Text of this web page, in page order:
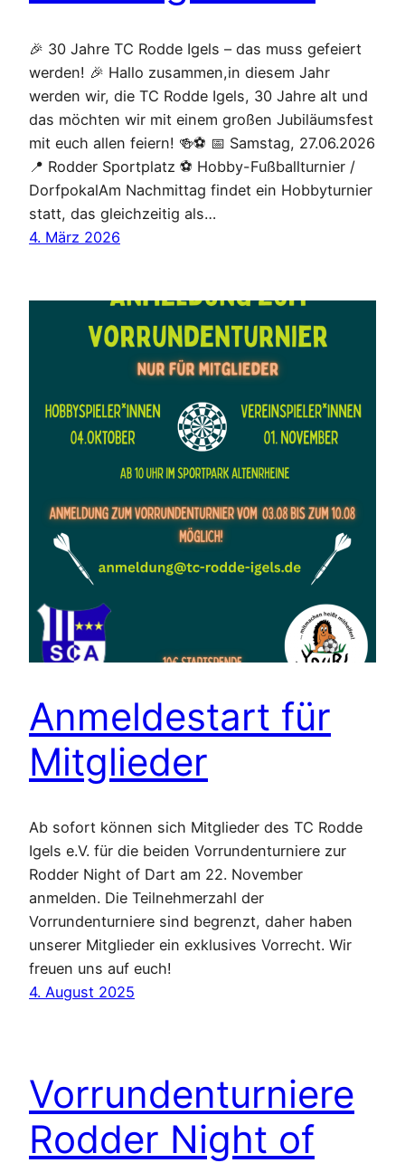
🎉 30 Jahre TC Rodde Igels – das muss gefeiert
werden! 🎉 Hallo zusammen,in diesem Jahr
werden wir, die TC Rodde Igels, 30 Jahre alt und
das möchten wir mit einem großen Jubiläumsfest
mit euch allen feiern! 🍻⚽️ 📅 Samstag, 27.06.2026
📍 Rodder Sportplatz ⚽ Hobby-Fußballturnier /
DorfpokalAm Nachmittag findet ein Hobbyturnier
statt, das gleichzeitig als…
4. März 2026
Anmeldestart für
Mitglieder
Ab sofort können sich Mitglieder des TC Rodde
Igels e.V. für die beiden Vorrundenturniere zur
Rodder Night of Dart am 22. November
anmelden. Die Teilnehmerzahl der
Vorrundenturniere sind begrenzt, daher haben
unserer Mitglieder ein exklusives Vorrecht. Wir
freuen uns auf euch!
4. August 2025
Vorrundenturniere
Rodder Night of